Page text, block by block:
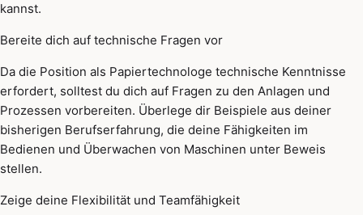
kannst.
Bereite dich auf technische Fragen vor
Da die Position als Papiertechnologe technische Kenntnisse
erfordert, solltest du dich auf Fragen zu den Anlagen und
Prozessen vorbereiten. Überlege dir Beispiele aus deiner
bisherigen Berufserfahrung, die deine Fähigkeiten im
Bedienen und Überwachen von Maschinen unter Beweis
stellen.
Zeige deine Flexibilität und Teamfähigkeit